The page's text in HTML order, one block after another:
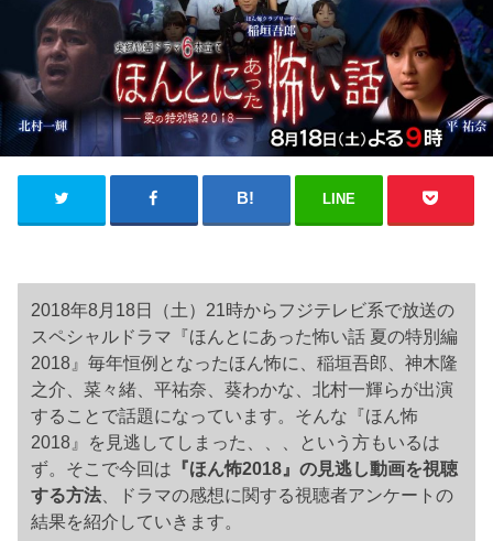
LINE
2018年8月18日（土）21時からフジテレビ系で放送の
スペシャルドラマ『ほんとにあった怖い話 夏の特別編
2018』毎年恒例となったほん怖に、稲垣吾郎、神木隆
之介、菜々緒、平祐奈、葵わかな、北村一輝らが出演
することで話題になっています。そんな『ほん怖
2018』を見逃してしまった、、、という方もいるは
ず。そこで今回は 『ほん怖2018』の見逃し動画を視聴
する方法 、ドラマの感想に関する視聴者アンケートの
結果を紹介していきます。